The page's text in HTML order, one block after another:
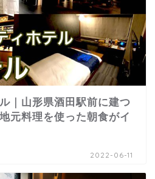
｜山形県酒田駅前に建つ
元料理を使った朝食がイ
2022-06-11